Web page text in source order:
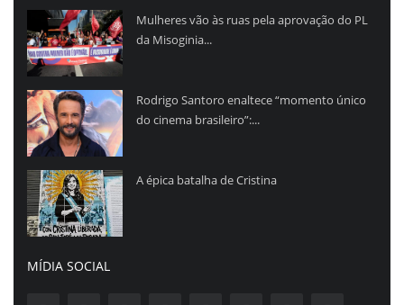
Mulheres vão às ruas pela aprovação do PL
da Misoginia...
Rodrigo Santoro enaltece “momento único
do cinema brasileiro”:...
A épica batalha de Cristina
MÍDIA SOCIAL